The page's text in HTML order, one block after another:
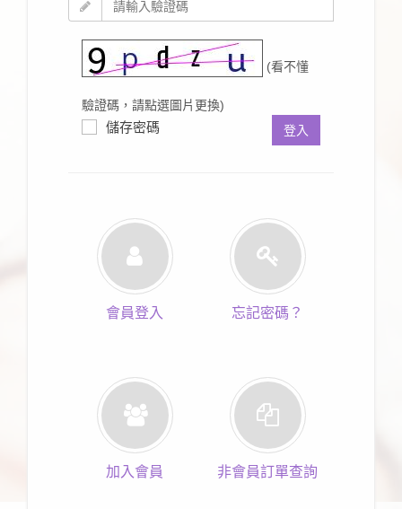
(看不懂
驗證碼，請點選圖片更換)
儲存密碼 登入
會員登入 忘記密碼？
加入會員 非會員訂單查詢